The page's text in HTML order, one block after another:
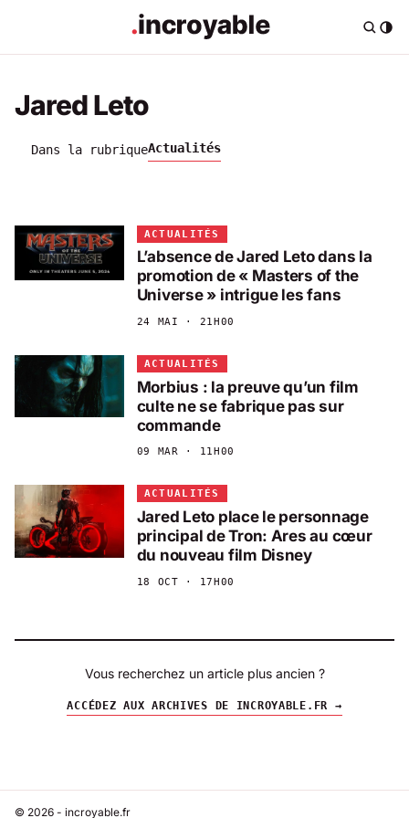
Jared Leto
Dans la rubriqueActualités
ACTUALITÉS
L’absence de Jared Leto dans la
promotion de « Masters of the
Universe » intrigue les fans
24 MAI · 21H00
ACTUALITÉS
Morbius : la preuve qu’un film
culte ne se fabrique pas sur
commande
09 MAR · 11H00
ACTUALITÉS
Jared Leto place le personnage
principal de Tron: Ares au cœur
du nouveau film Disney
18 OCT · 17H00
Vous recherchez un article plus ancien ?
ACCÉDEZ AUX ARCHIVES DE INCROYABLE.FR →
© 2026 - incroyable.fr